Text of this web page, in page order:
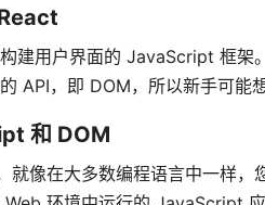
建用户界面的 JavaScript 框架
API，即 DOM，所以新手可能
和 DOM
像在大多数编程语言中一样，